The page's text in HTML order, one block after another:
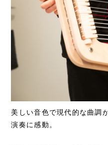
美しい音色で現代的な曲調
演奏に感動。